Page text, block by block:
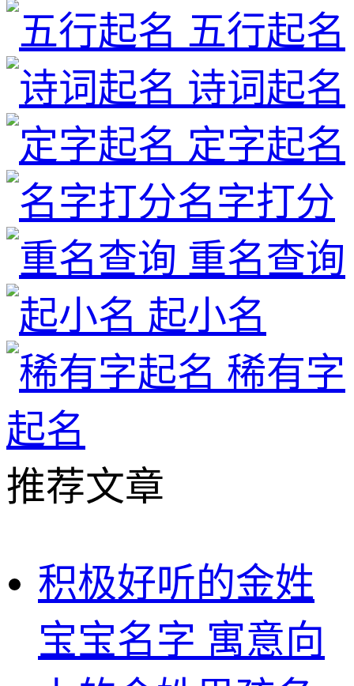
五行起名
诗词起名
定字起名
名字打分
重名查询
起小名
稀有字
起名
推荐文章
积极好听的金姓
宝宝名字 寓意向